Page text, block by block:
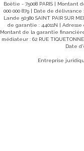
Boëtie - 75008 PARIS | Montant
000 000 879 | Date de
Lande 50380 SAINT PAIR SUR
de garantie : 44011N |
Montant de la garantie financière
médiateur : 62 RUE
Date
Entreprise